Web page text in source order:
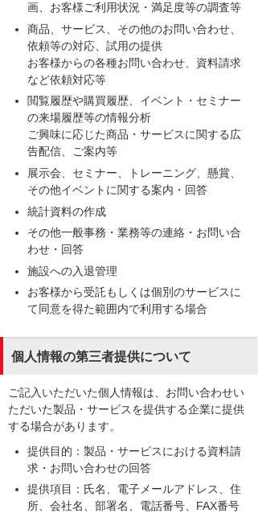
画、お客様ご利用状況・満足度等の調査等
商品、サービス、その他のお問い合わせ、
依頼等の対応、試用の提供
お客様からの各種お問い合わせ、資料請求
など依頼対応等
閲覧履歴や購買履歴、イベント・セミナー
の来場履歴等の情報分析
ご興味に応じた商品・サービスに関する広
告配信、ご案内等
展示会、セミナー、トレーニング、懸賞、
その他イベントに関する案内・回答
統計資料の作成
その他一般事務・業務等の連絡・お問い合
わせ・回答
施設への入退管理
お客様から受託もしくは個別のサービスに
て同意を得た範囲内で利用する場合
個人情報の第三者提供について
ご記入いただいた個人情報は、お問い合わせい
ただいた製品・サービスを提供する企業に提供
する場合があります。
提供目的：製品・サービスにおける資料請
求・お問い合わせの回答
提供項目：氏名、電子メールアドレス、住
所、会社名、部署名、電話番号、FAX番号